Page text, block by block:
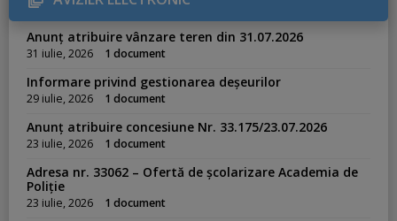
i
e
s
Anunț atribuire vânzare teren din 31.07.2026
31 iulie, 2026 1 document
Informare privind gestionarea deșeurilor
29 iulie, 2026 1 document
Anunț atribuire concesiune Nr. 33.175/23.07.2026
23 iulie, 2026 1 document
Adresa nr. 33062 – Ofertă de școlarizare Academia de
Poliție
23 iulie, 2026 1 document